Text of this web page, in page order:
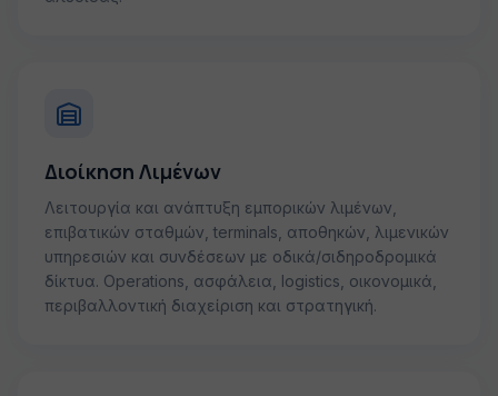
Διοίκηση Λιμένων
Λειτουργία και ανάπτυξη εμπορικών λιμένων,
επιβατικών σταθμών, terminals, αποθηκών, λιμενικών
υπηρεσιών και συνδέσεων με οδικά/σιδηροδρομικά
δίκτυα. Operations, ασφάλεια, logistics, οικονομικά,
περιβαλλοντική διαχείριση και στρατηγική.